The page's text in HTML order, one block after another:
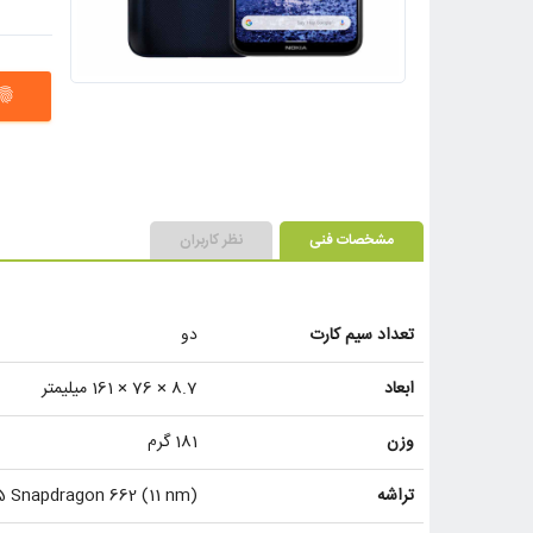
مشخصات فنی نظر کاربران
تعداد سیم کارت
دو
ابعاد
8.7 × 76 × 161 میلیمتر
وزن
181 گرم
تراشه
Snapdragon 662 (11 nm)